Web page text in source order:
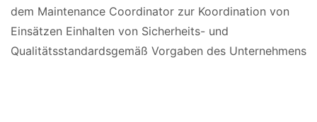
dem Maintenance Coordinator zur Koordination von
Einsätzen Einhalten von Sicherheits- und
Qualitätsstandardsgemäß Vorgaben des Unternehmens